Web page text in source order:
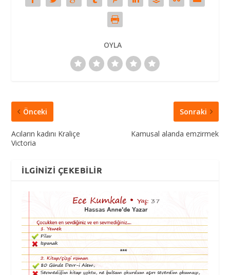
OYLA
Önceki
Acıların kadını Kraliçe
Victoria
Sonraki
Kamusal alanda emzirmek
İLGINIZI ÇEKEBILIR